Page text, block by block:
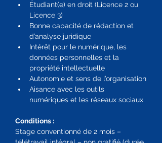
Étudiant(e) en droit (Licence 2 ou
Licence 3)
Bonne capacité de rédaction et
d’analyse juridique
Intérêt pour le numérique, les
données personnelles et la
propriété intellectuelle
Autonomie et sens de l’organisation
Aisance avec les outils
numériques et les réseaux sociaux
Conditions :
Stage conventionné de 2 mois –